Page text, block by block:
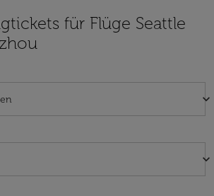
für Flüge Seattle
keyboard_arrow_down
keyboard_arrow_down